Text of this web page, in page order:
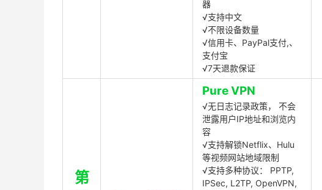
器
√支持中文
√不限设备数量
√信用卡、PayPal支付,、
支付宝
√7天退款保证
第
Pure VPN
√无日志记录政策， 不会
泄露用户IP地址和浏览内
容
√支持解锁Netflix、Hulu
等视频网站地域限制
√支持多种协议： PPTP,
IPSec, L2TP, OpenVPN,